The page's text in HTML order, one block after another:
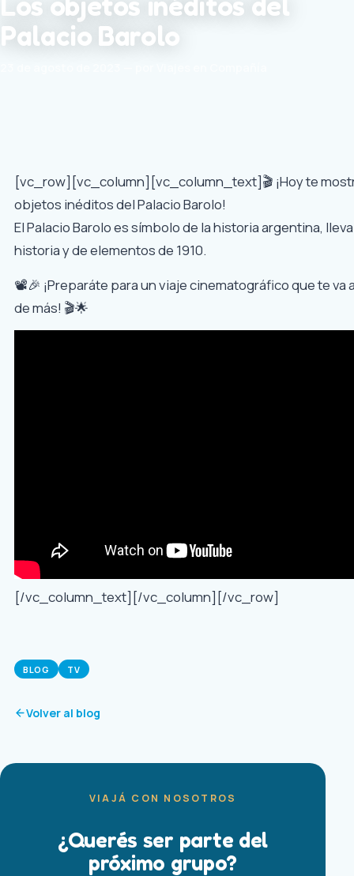
Palacio Barolo
[vc_row][vc_column][vc_column_text]🎬 ¡Hoy te
objetos inéditos del Palacio Barolo!
El Palacio Barolo es símbolo de la historia argentina,
historia y de elementos de 1910.
📽️🎉 ¡Preparáte para un viaje cinematográfico que te va
de más! 🎬🌟
[/vc_column_text][/vc_column][/vc_row]
BLOG TV
Volver al blog
VIAJÁ CON NOSOTROS
¿Querés ser parte del
próximo grupo?